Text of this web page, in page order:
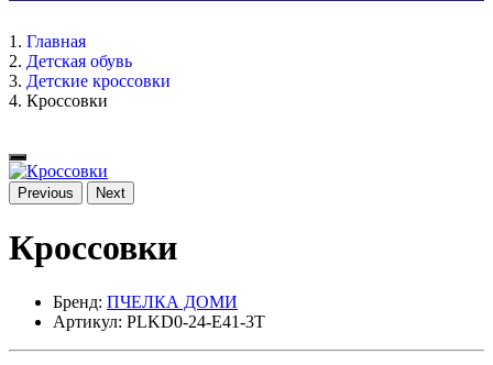
Главная
Детская обувь
Детские кроссовки
Кроссовки
Previous Next
Кроссовки
Бренд: ПЧЕЛКА ДОМИ
Артикул: PLKD0-24-E41-3T